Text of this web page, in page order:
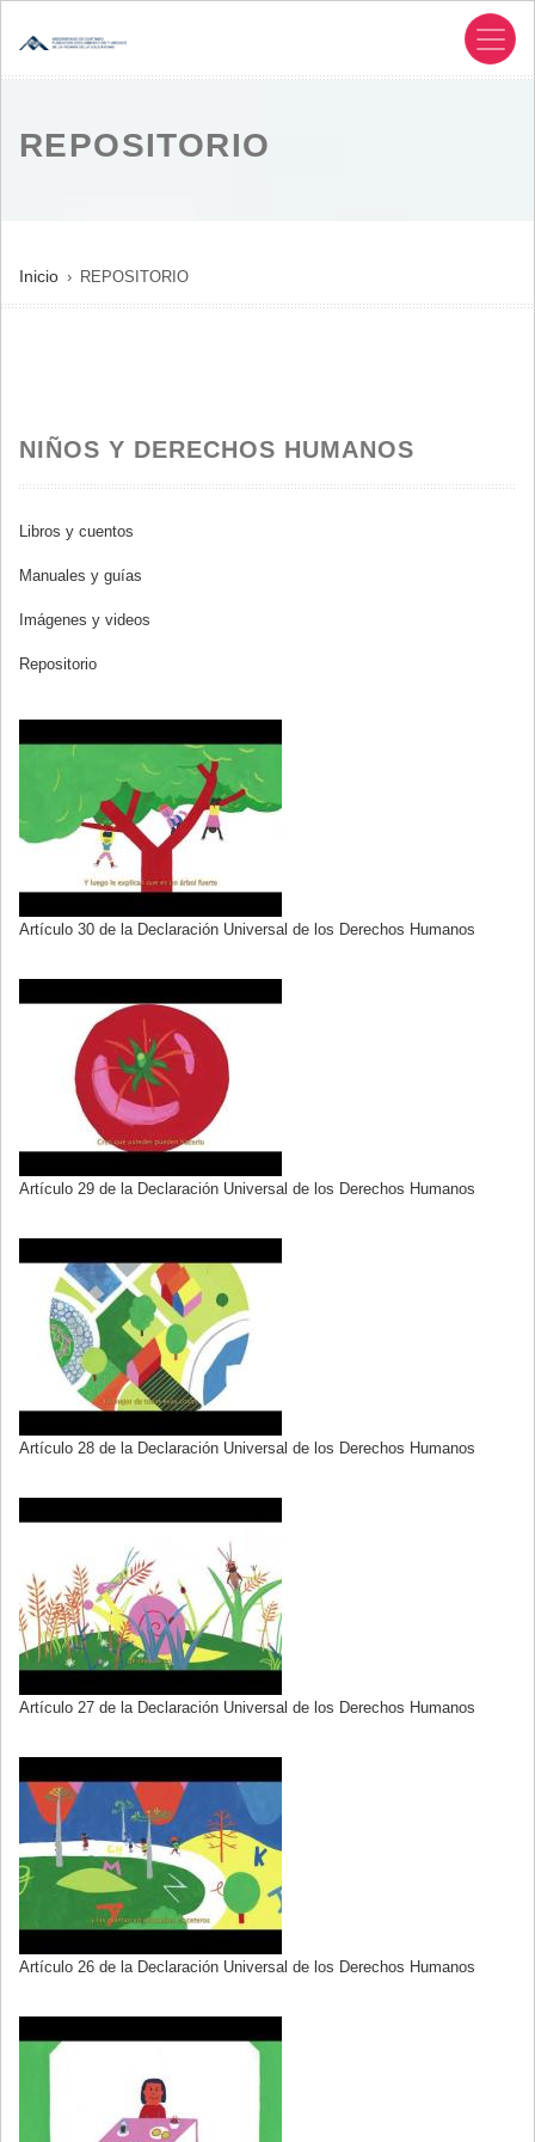
REPOSITORIO
SOBRESCRIBIR
ENLACES
LA
NAVEGACIÓN
Inicio REPOSITORIO
NIÑOS Y DERECHOS HUMANOS
Libros y cuentos
Manuales y guías
Imágenes y videos
Repositorio
Artículo 30 de la Declaración Universal de los Derechos Humanos
Artículo 29 de la Declaración Universal de los Derechos Humanos
Artículo 28 de la Declaración Universal de los Derechos Humanos
Artículo 27 de la Declaración Universal de los Derechos Humanos
Artículo 26 de la Declaración Universal de los Derechos Humanos